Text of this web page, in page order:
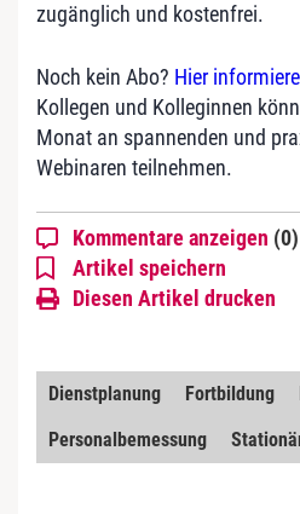
zugänglich und kostenfrei.
Noch kein Abo? Hier
Kollegen und Kolleginnen
Monat an spannenden und
Webinaren teilnehmen.
Kommentare anzeigen (0)
Artikel speichern
Diesen Artikel drucken
Dienstplanung Fortbildung
Personalbemessung